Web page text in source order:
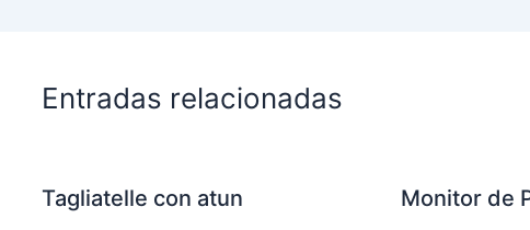
Entradas relacionadas
Tagliatelle con atun Monitor de